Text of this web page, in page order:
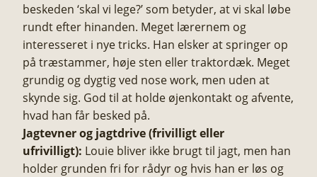
beskeden ‘skal vi lege?’ som betyder, at vi skal løbe
rundt efter hinanden. Meget lærernem og
interesseret i nye tricks. Han elsker at springer op
på træstammer, høje sten eller traktordæk. Meget
grundig og dygtig ved nose work, men uden at
skynde sig. God til at holde øjenkontakt og afvente,
hvad han får besked på.
Jagtevner og jagtdrive (frivilligt eller
ufrivilligt): Louie bliver ikke brugt til jagt, men han
holder grunden fri for rådyr og hvis han er løs og